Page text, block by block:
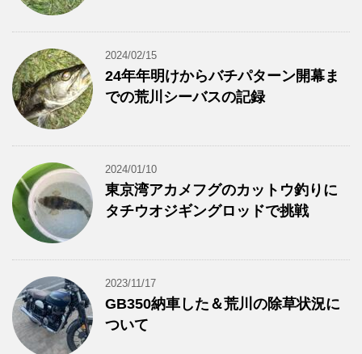
2024/02/15
24年年明けからバチパターン開幕ま
での荒川シーバスの記録
2024/01/10
東京湾アカメフグのカットウ釣りに
タチウオジギングロッドで挑戦
2023/11/17
GB350納車した＆荒川の除草状況に
ついて